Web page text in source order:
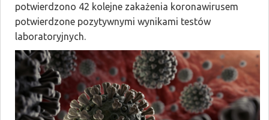
potwierdzono 42 kolejne zakażenia koronawirusem
potwierdzone pozytywnymi wynikami testów
laboratoryjnych.